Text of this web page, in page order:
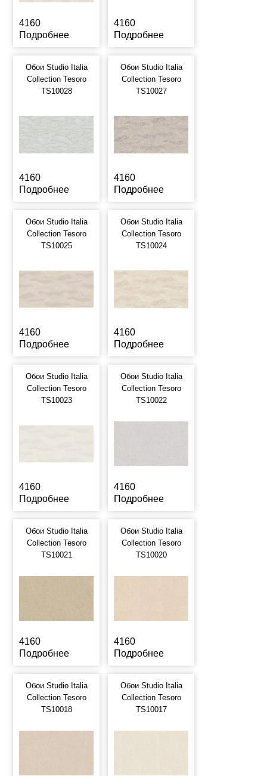
4160
Подробнее
4160
Подробнее
Обои Studio Italia
Collection Tesoro
TS10028
4160
Подробнее
Обои Studio Italia
Collection Tesoro
TS10027
4160
Подробнее
Обои Studio Italia
Collection Tesoro
TS10025
4160
Подробнее
Обои Studio Italia
Collection Tesoro
TS10024
4160
Подробнее
Обои Studio Italia
Collection Tesoro
TS10023
4160
Подробнее
Обои Studio Italia
Collection Tesoro
TS10022
4160
Подробнее
Обои Studio Italia
Collection Tesoro
TS10021
4160
Подробнее
Обои Studio Italia
Collection Tesoro
TS10020
4160
Подробнее
Обои Studio Italia
Collection Tesoro
TS10018
Обои Studio Italia
Collection Tesoro
TS10017